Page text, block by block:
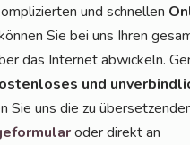
und schnel­len
Sie bei uns Ihren
das Inter­net abwi­ckeln.
und
Sie uns die zu
oder direkt an